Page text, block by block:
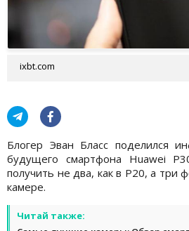
ixbt.com
Блогер Эван Бласс поделился
будущего смартфона Huawei
получить не два, как в P20, а три
камере.
Читай также: